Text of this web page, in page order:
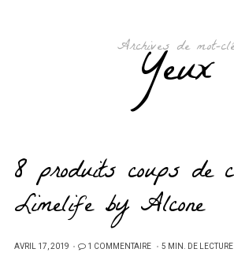
Archives de mot-
Yeux
8 produits coups de
Limelife by Alcone
PUBLIÉ
AVRIL 17, 2019 1 COMMENTAIRE 5 MIN. DE LECTURE